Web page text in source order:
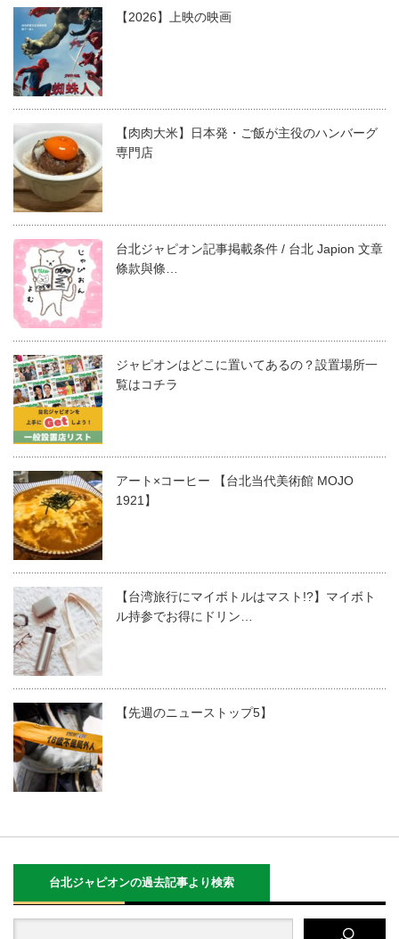
【2026】上映の映画
【肉肉大米】日本発・ご飯が主役のハンバーグ
専門店
台北ジャピオン記事掲載条件 / 台北 Japion 文章
條款與條…
ジャピオンはどこに置いてあるの？設置場所一
覧はコチラ
アート×コーヒー 【台北当代美術館 MOJO
1921】
【台湾旅行にマイボトルはマスト!?】マイボト
ル持参でお得にドリン…
【先週のニューストップ5】
台北ジャピオンの過去記事より検索